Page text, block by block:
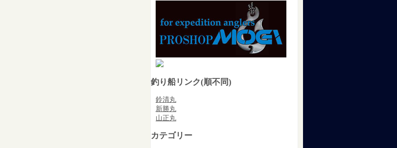
釣り船リンク(順不同)
鈴清丸
新勝丸
山正丸
カテゴリー